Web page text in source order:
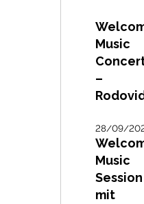
Music
–
28/09/
Music
Session
mit